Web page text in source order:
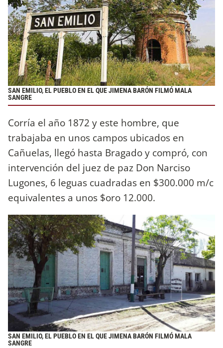
SAN EMILIO, EL PUEBLO EN EL QUE JIMENA BARÓN FILMÓ MALA
SANGRE
Corría el año 1872 y este hombre, que
trabajaba en unos campos ubicados en
Cañuelas, llegó hasta Bragado y compró, con
intervención del juez de paz Don Narciso
Lugones, 6 leguas cuadradas en $300.000 m/c
equivalentes a unos $oro 12.000.
SAN EMILIO, EL PUEBLO EN EL QUE JIMENA BARÓN FILMÓ MALA
SANGRE